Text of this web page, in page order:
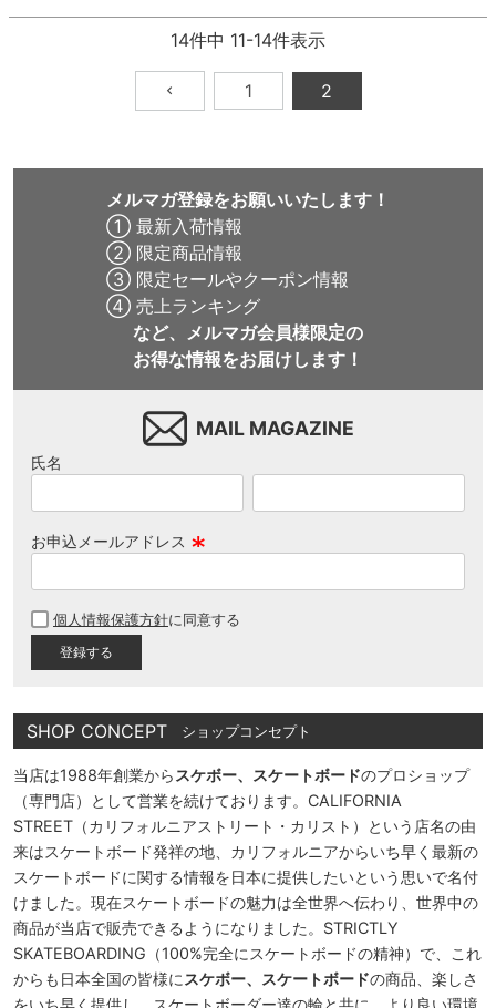
14件中 11-14件表示
1 2
メルマガ登録をお願いいたします！
① 最新入荷情報
② 限定商品情報
③ 限定セールやクーポン情報
④ 売上ランキング
など、メルマガ会員様限定の
お得な情報をお届けします！
MAIL MAGAZINE
氏名
お申込メールアドレス
須
個人情報保護方針に同意する
SHOP CONCEPT ショップコンセプト
当店は1988年創業から スケボー、スケートボードのプロショップ
（専門店）として営業を続けております。CALIFORNIA
STREET（カリフォルニアストリート・カリスト）という店名の由
来はスケートボード発祥の地、カリフォルニアからいち早く最新の
スケートボードに関する情報を日本に提供したいという思いで名付
けました。現在スケートボードの魅力は全世界へ伝わり、世界中の
商品が当店で販売できるようになりました。STRICTLY
SKATEBOARDING（100%完全にスケートボードの精神）で、これ
からも日本全国の皆様に スケボー、スケートボードの商品、楽しさ